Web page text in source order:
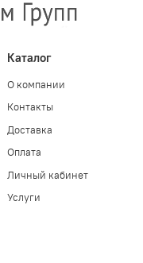
Каталог
О компании
Контакты
Доставка
Оплата
Личный кабинет
Услуги